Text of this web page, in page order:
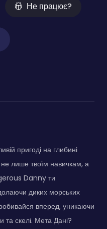
Не працює?
пригоді на глибині
лише твоїм навичкам, а
Danny ти
диких морських
вперед, уникаючи
та скелі. Мета Дані?